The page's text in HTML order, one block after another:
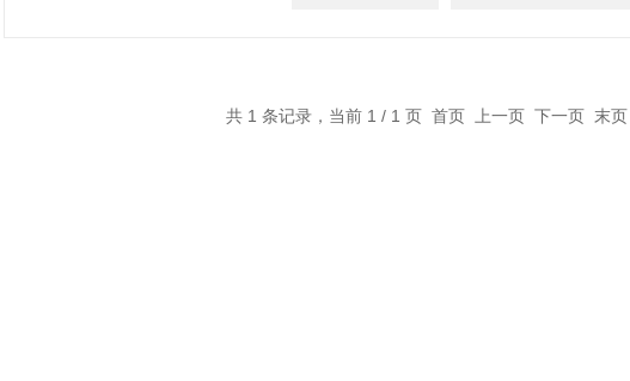
共 1 条记录，当前 1 / 1 页 首页 上一页 下一页 末